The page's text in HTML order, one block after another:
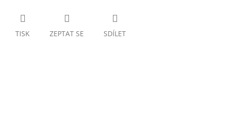
TISK ZEPTAT SE SDÍLET